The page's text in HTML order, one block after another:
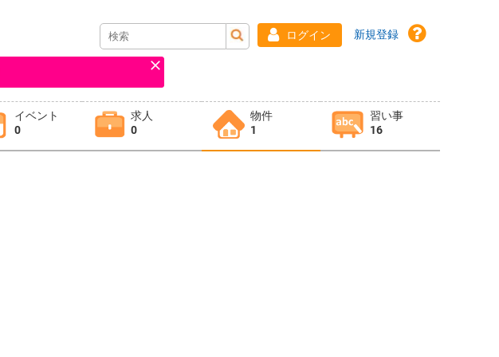
ログイン 新規登録
イベント
0
求人
0
物件
1
習い事
16